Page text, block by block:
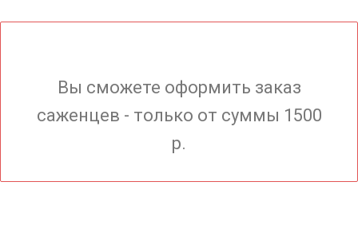
Вы сможете оформить заказ
саженцев - только от суммы 1500
р.